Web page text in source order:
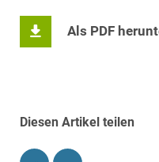
Als PDF
Diesen Artikel teilen